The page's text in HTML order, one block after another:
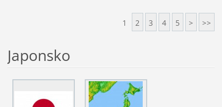
1 2 3 4 5 > >>
Japonsko